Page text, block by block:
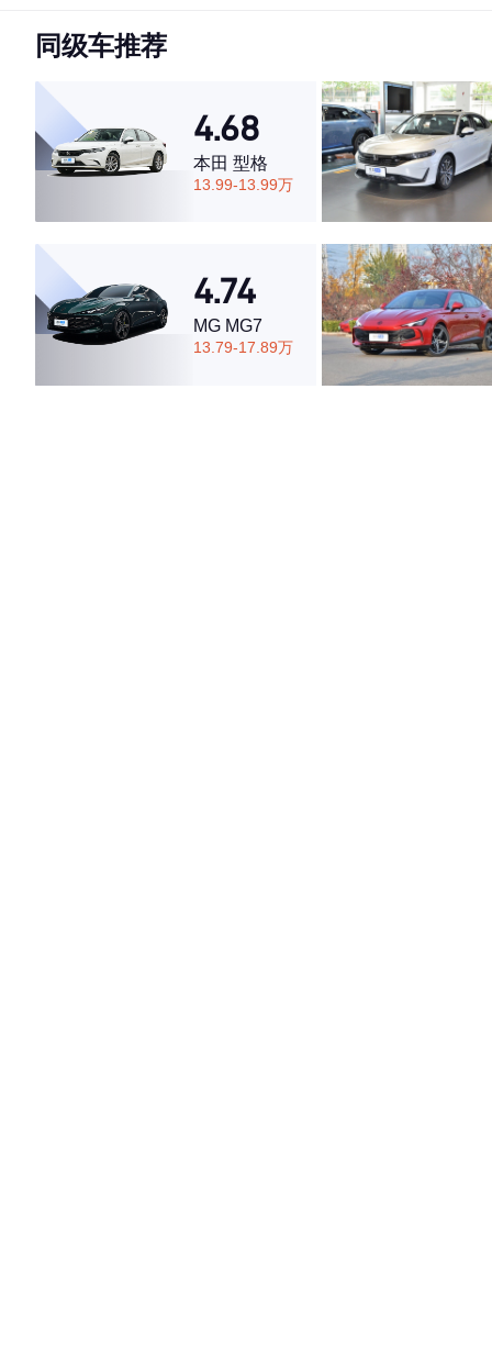
·外观表现一般，低于66%同级车
·空间表现一般，低于52%同级车
同级车推荐
4.68
本田 型格
13.99-13.99万
4.74
MG MG7
13.79-17.89万